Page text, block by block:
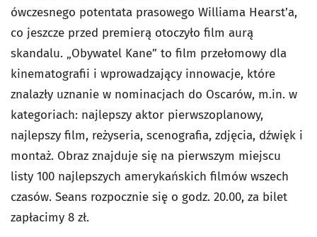
ówczesnego potentata prasowego Williama Hearst’a,
co jeszcze przed premierą otoczyło film aurą
skandalu. „Obywatel Kane” to film przełomowy dla
kinematografii i wprowadzający innowacje, które
znalazły uznanie w nominacjach do Oscarów, m.in. w
kategoriach: najlepszy aktor pierwszoplanowy,
najlepszy film, reżyseria, scenografia, zdjęcia, dźwięk i
montaż. Obraz znajduje się na pierwszym miejscu
listy 100 najlepszych amerykańskich filmów wszech
czasów. Seans rozpocznie się o godz. 20.00, za bilet
zapłacimy 8 zł.